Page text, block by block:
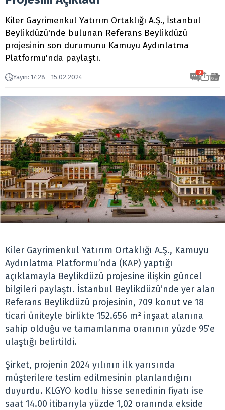
Kiler Gayrimenkul Yatırım Ortaklığı A.Ş., İstanbul
Beylikdüzü'nde bulunan Referans Beylikdüzü
projesinin son durumunu Kamuyu Aydınlatma
Platformu'nda paylaştı.
Yayın: 17:28 - 15.02.2024
0
Kiler Gayrimenkul Yatırım Ortaklığı A.Ş., Kamuyu
Aydınlatma Platformu’nda (KAP) yaptığı
açıklamayla Beylikdüzü projesine ilişkin güncel
bilgileri paylaştı. İstanbul Beylikdüzü’nde yer alan
Referans Beylikdüzü projesinin, 709 konut ve 18
ticari üniteyle birlikte 152.656 m² inşaat alanına
sahip olduğu ve tamamlanma oranının yüzde 95’e
ulaştığı belirtildi.
Şirket, projenin 2024 yılının ilk yarısında
müşterilere teslim edilmesinin planlandığını
duyurdu. KLGYO kodlu hisse senedinin fiyatı ise
saat 14.00 itibarıyla yüzde 1,02 oranında ekside